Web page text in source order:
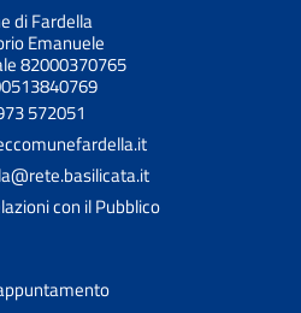
di Fardella
Emanuele
82000370765
572051
con il Pubblico